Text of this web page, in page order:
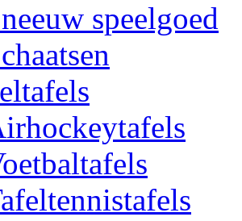
speelgoed